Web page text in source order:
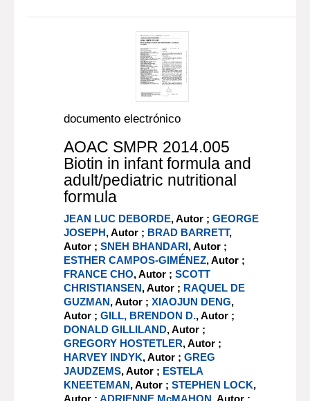
documento electrónico
AOAC SMPR 2014.005
Biotin in infant formula and
adult/pediatric nutritional
formula
JEAN LUC DEBORDE, Autor ;GEORGE
JOSEPH, Autor ; BRAD BARRETT,
Autor ;SNEH BHANDARI, Autor ;
ESTHER CAMPOS-GIMÉNEZ, Autor ;
FRANCE CHO, Autor ;SCOTT
CHRISTIANSEN, Autor ; RAQUEL DE
GUZMAN, Autor ;XIAOJUN DENG,
Autor ;GILL, BRENDON D., Autor ;
DONALD GILLILAND, Autor ;
GREGORY HOSTETLER, Autor ;
HARVEY INDYK, Autor ;GREG
JAUDZEMS, Autor ; ESTELA
KNEETEMAN, Autor ;STEPHEN LOCK,
Autor ;ADRIENNE McMAHON, Autor ;